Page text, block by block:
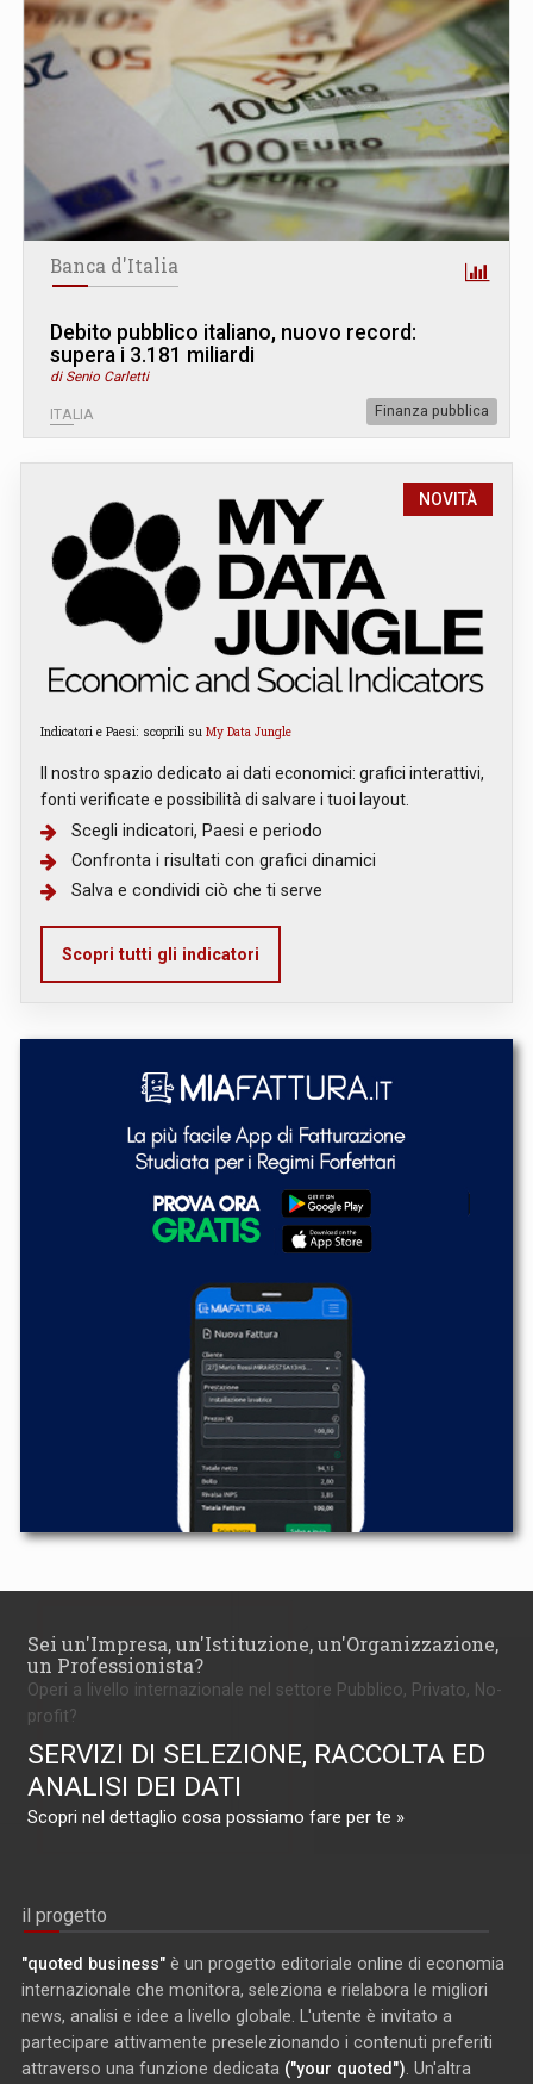
Banca d'Italia
Debito pubblico italiano, nuovo record:
supera i 3.181 miliardi
di Senio Carletti
ITALIA Finanza pubblica
NOVITÀ
Indicatori e Paesi: scoprili su My Data Jungle
Il nostro spazio dedicato ai dati economici: grafici interattivi,
fonti verificate e possibilità di salvare i tuoi layout.
Scegli indicatori, Paesi e periodo
Confronta i risultati con grafici dinamici
Salva e condividi ciò che ti serve
Scopri tutti gli indicatori
Sei un'Impresa, un'Istituzione, un'Organizzazione,
un Professionista?
Operi a livello internazionale nel settore Pubblico, Privato, No-
profit?
SERVIZI DI SELEZIONE, RACCOLTA ED
ANALISI DEI DATI
Scopri nel dettaglio cosa possiamo fare per te »
il progetto
"quoted business" è un progetto editoriale online di economia
internazionale che monitora, seleziona e rielabora le migliori
news, analisi e idee a livello globale. L'utente è invitato a
partecipare attivamente preselezionando i contenuti preferiti
attraverso una funzione dedicata ("your quoted") . Un'altra